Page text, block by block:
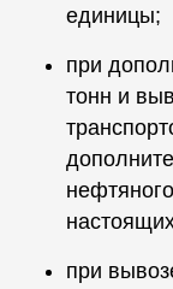
единицы;
при
тонн и
при